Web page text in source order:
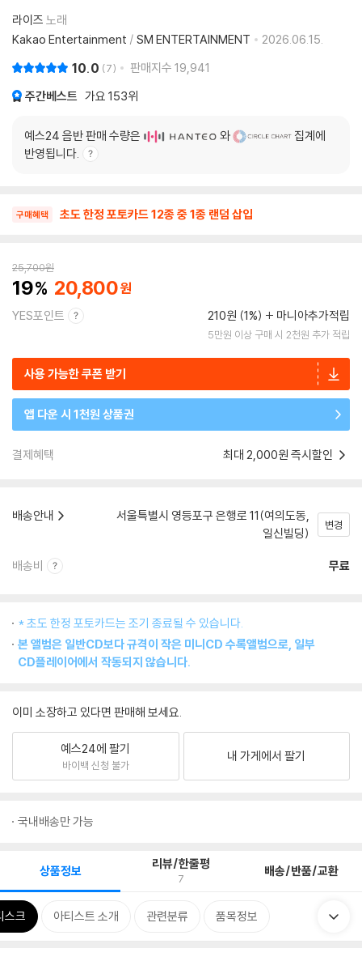
라이즈 노래
Kakao Entertainment / SM ENTERTAINMENT 2026.06.15.
10.0 7 판매지수 19,941
주간베스트 가요 153위
예스24 음반 판매 수량은 와
집계에
반영됩니다.
구매혜택 초도 한정 포토카드 12종 중 1종 랜덤 삽입
25,700원
19 20,800
YES포인트 210원 (1%) 마니아추가적립
5만원 이상 구매 시 2천원 추가 적립
사용 가능한 쿠폰 받기
앱 다운 시 1천원 상품권
결제혜택 최대 2,000원 즉시할인
배송안내
서울특별시 영등포구 은행로 11(여의도동,
일신빌딩)
변경
배송비 무료
* 초도 한정 포토카드는 조기 종료될 수 있습니다.
본 앨범은 일반CD보다 규격이 작은 미니CD 수록앨범으로, 일부
CD플레이어에서 작동되지 않습니다.
이미 소장하고 있다면 판매해 보세요.
예스24에 팔기
바이백 신청 불가
내 가게에서 팔기
국내배송만 가능
상품정보 리뷰/한줄평
7 배송/반품/교환
스크 아티스트 소개 관련분류 품목정보